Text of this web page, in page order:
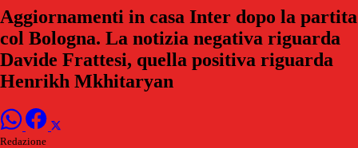
Aggiornamenti in casa Inter dopo la partita
col Bologna. La notizia negativa riguarda
Davide Frattesi, quella positiva riguarda
Henrikh Mkhitaryan
Redazione